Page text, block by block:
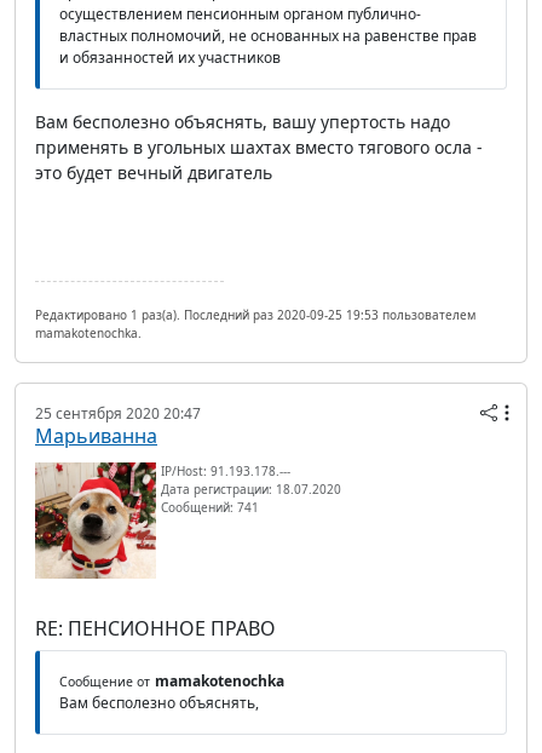
осуществлением пенсионным органом публично-
властных полномочий, не основанных на равенстве прав
и обязанностей их участников
Вам бесполезно объяснять, вашу упертость надо
применять в угольных шахтах вместо тягового осла -
это будет вечный двигатель
Редактировано 1 раз(а). Последний раз 2020-09-25 19:53 пользователем
mamakotenochka.
25 сентября 2020 20:47
Марьиванна
IP/Host: 91.193.178.---
Дата регистрации: 18.07.2020
Сообщений: 741
RE: ПЕНСИОННОЕ ПРАВО
Сообщение от mamakotenochka
Вам бесполезно объяснять,